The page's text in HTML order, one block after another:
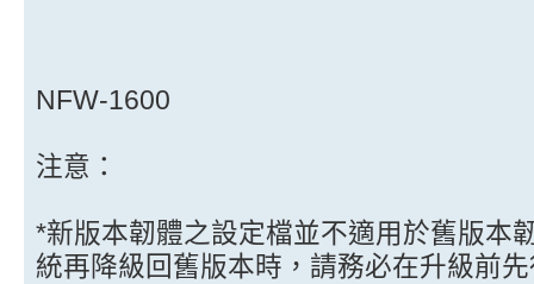
NFW-1600
注意：
*新版本韌體之設定檔並不適用於舊版本
統再降級回舊版本時，請務必在升級前